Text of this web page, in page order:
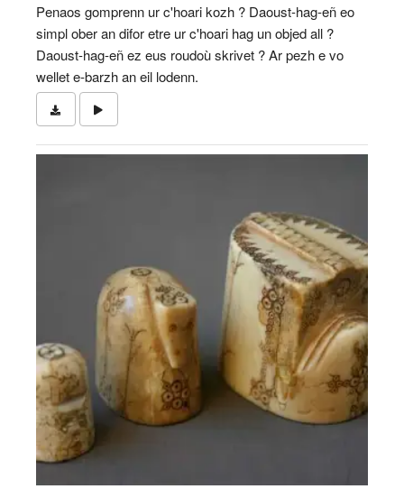
Penaos gomprenn ur c'hoari kozh ? Daoust-hag-eñ eo
simpl ober an difor etre ur c'hoari hag un objed all ?
Daoust-hag-eñ ez eus roudoù skrivet ? Ar pezh e vo
wellet e-barzh an eil lodenn.